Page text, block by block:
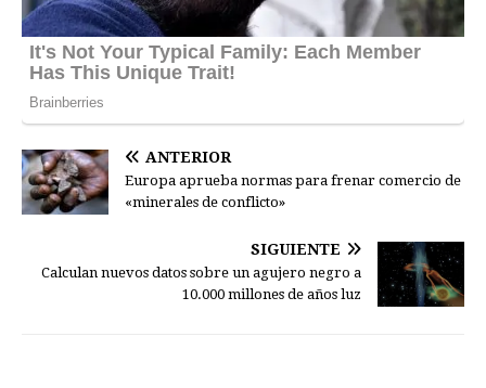
ANTERIOR
Europa aprueba normas para frenar comercio de
«minerales de conflicto»
SIGUIENTE
Calculan nuevos datos sobre un agujero negro a
10.000 millones de años luz